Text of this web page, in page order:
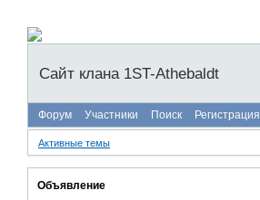
Сайт клана 1ST-Athebaldt
Форум Участники Поиск Регистрация
Активные темы
Объявление